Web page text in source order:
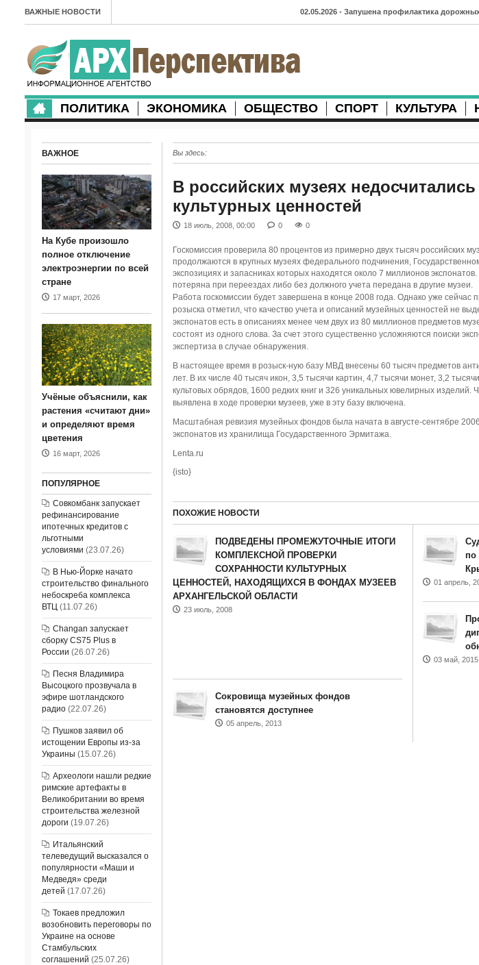
ВАЖНЫЕ НОВОСТИ 02.05.2026 - Запушена профилактика
27.04.2026 - Губернатор Архангельской
23.04.2026 - Детский экологический форум
21.04.2026 - Выгуливание собак: правила и
20.04.2026 - Итоги хоккейного сезона в
матчи и новые победы
18.04.2026 - Мобильные комплексы
появились в Монтгомери
ПОЛИТИКА ЭКОНОМИКА ОБЩЕСТВО СПОРТ КУЛЬТУРА
Вы здесь:
В российских музеях
культурных ценностей
18 июль, 2008, 00:00 0 0
Госкомиссия проверила 80 процентов из примерно двух тысяч российских
продолжаются в крупных музеях федерального подчинения,
экспозициях и запасниках которых находятся около 7 миллионов
потеряна при переездах либо без должного учета передана в другие музеи.
Работа госкомиссии будет завершена в конце 2008 года. Однако уже сейчас
розыска отметил, что качество учета и описаний музейных ценностей не
экспонатов есть в описаниях менее чем двух из 80 миллионов предметов
состоят из одного слова. За счет этого существенно усложняются поиски
экспертиза в случае обнаружения.
В настоящее время в розыск-ную базу МВД внесены 60 тысяч предметов
лет. В их числе 40 тысяч икон, 3,5 тысячи картин, 4,7 тысячи монет, 3,2
культовых обрядов, 1600 редких книг и 326 уникальных ювелирных изделий.
выявлена в ходе проверки музеев, уже в эту базу включена.
Масштабная ревизия музейных фондов была начата в августе-сентябре
экспонатов из хранилища Государственного Эрмитажа.
Lenta.ru
{isto}
ПОХОЖИЕ НОВОСТИ
ПОДВЕДЕНЫ ПРОМЕЖУТОЧНЫЕ ИТОГИ
КОМПЛЕКСНОЙ ПРОВЕРКИ
СОХРАННОСТИ КУЛЬТУРНЫХ
ЦЕННОСТЕЙ, НАХОДЯЩИХСЯ В ФОНДАХ МУЗЕЕВ
АРХАНГЕЛЬСКОЙ ОБЛАСТИ
23 июль, 2008
по
01 апрель,
03 май, 2015
Сокровища музейных фондов
становятся доступнее
05 апрель, 2013
ВАЖНОЕ
На Кубе произошло
полное отключение
электроэнергии по всей
стране
17 март, 2026
Учёные объяснили, как
растения «считают дни»
и определяют время
цветения
16 март, 2026
ПОПУЛЯРНОЕ
Совкомбанк запускает
рефинансирование
ипотечных кредитов с
льготными
условиями (23.07.26)
В Нью-Йорке начато
строительство финального
небоскреба комплекса
ВТЦ(11.07.26)
Changan запускает
сборку CS75 Plus в
России (26.07.26)
Песня Владимира
Высоцкого прозвучала в
эфире шотландского
радио(22.07.26)
Пушков заявил об
истощении Европы из-за
Украины (15.07.26)
Археологи нашли редкие
римские артефакты в
Великобритании во время
строительства железной
дороги (19.07.26)
Итальянский
телеведущий высказался о
популярности «Маши и
Медведя» среди
детей (17.07.26)
Токаев предложил
возобновить переговоры по
Украине на основе
Стамбульских
соглашений (25.07.26)